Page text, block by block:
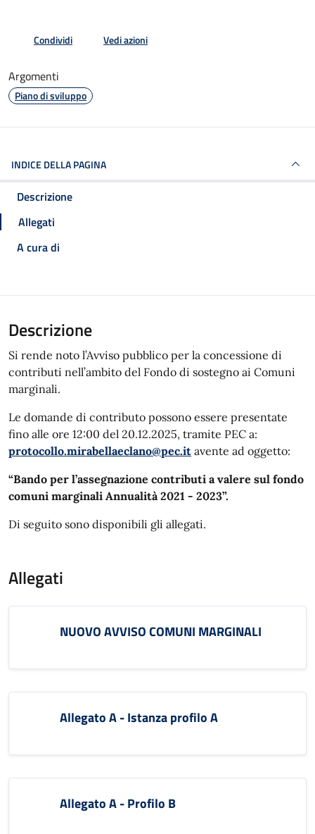
Condividi Vedi azioni
Argomenti
Piano di sviluppo
INDICE DELLA PAGINA
Descrizione
Allegati
A cura di
Descrizione
Si rende noto l’Avviso pubblico per la concessione di
contributi nell’ambito del Fondo di sostegno ai Comuni
marginali.
Le domande di contributo possono essere presentate
fino alle ore 12:00 del 20.12.2025, tramite PEC a:
protocollo.mirabellaeclano@pec.it avente ad oggetto:
“Bando per l’assegnazione contributi a valere sul fondo
comuni marginali Annualità2021 - 2023”.
Di seguito sono disponibili gli allegati.
Allegati
NUOVO AVVISO COMUNI MARGINALI
Allegato A - Istanza profilo A
Allegato A - Profilo B